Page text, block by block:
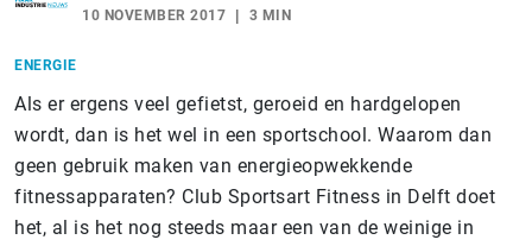
10 NOVEMBER 2017 3 MIN
ENERGIE
Als er ergens veel gefietst, geroeid en hardgelopen
wordt, dan is het wel in een sportschool. Waarom dan
geen gebruik maken van energieopwekkende
fitnessapparaten? Club Sportsart Fitness in Delft doet
het, al is het nog steeds maar een van de weinige in